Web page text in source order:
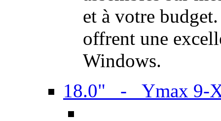
et à votre
offrent une
Windows.
18.0" - Ymax 9-